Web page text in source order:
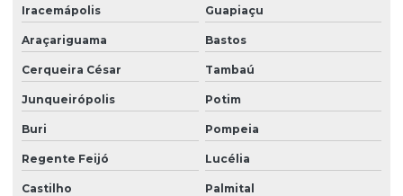
Serviço de portaria e zeladoria
Serviço de terceirização de limpeza
Serviço terceirizado de limpeza
Serviço de zelador condomínio
Serviço de zelador terceirizado
Iracemápolis Guapiaçu
Araçariguama Bastos
Cerqueira César Tambaú
Junqueirópolis Potim
Buri Pompeia
Regente Feijó Lucélia
Castilho Palmital